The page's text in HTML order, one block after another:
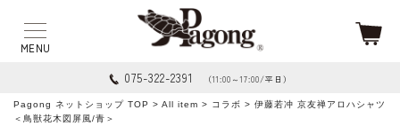
075-322-2391 （11:00～17:00/平日）
Pagong ネットショップ TOP > All item > コラボ > 伊藤若冲 京友禅アロハシャツ
＜鳥獣花木図屏風/青＞